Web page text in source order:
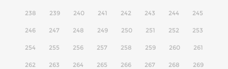
238 239 240 241 242 243 244 245
246 247 248 249 250 251 252 253
254 255 256 257 258 259 260 261
262 263 264 265 266 267 268 269